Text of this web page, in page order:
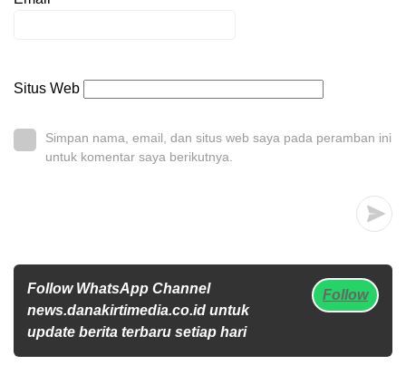
Situs Web
Simpan nama, email, dan situs web saya pada peramban ini
untuk komentar saya berikutnya.
Follow WhatsApp Channel
news.danakirtimedia.co.id untuk
update berita terbaru setiap hari
Follow